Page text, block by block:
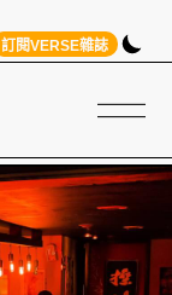
訂閱VERSE雜誌